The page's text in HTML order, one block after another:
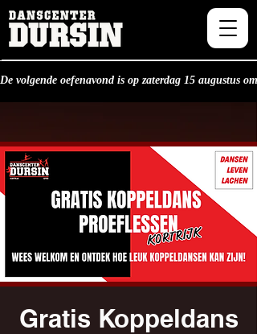
De volgende oefenavond is op zaterdag 15 augustus om
Gratis Koppeldans